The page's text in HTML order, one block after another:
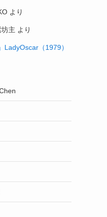
より
主 より
LadyOscar（1979）